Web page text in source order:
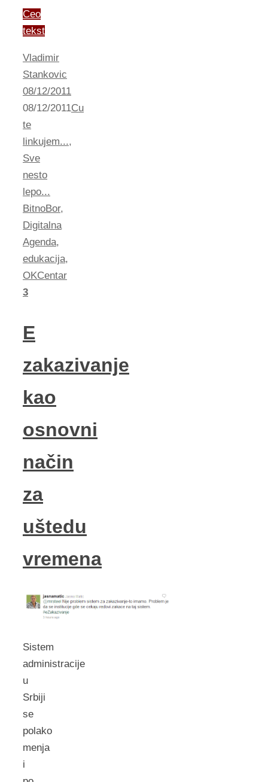
Ceo
tekst
Vladimir
Stankovic
08/12/2011
08/12/2011Cu
te
linkujem...,
Sve
nesto
lepo...
BitnoBor,
Digitalna
Agenda,
edukacija,
OKCentar
3
E
zakazivanje
kao
osnovni
način
za
uštedu
vremena
Sistem
administracije
u
Srbiji
se
polako
menja
i